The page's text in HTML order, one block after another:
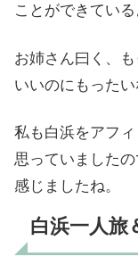
ことができている
お姉さん曰く、
いいのにもった
私も白浜をアフ
思っていました
感じましたね。
白浜一人